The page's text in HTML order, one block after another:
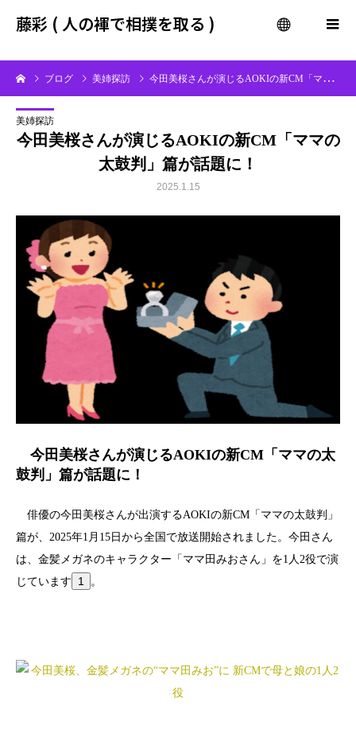
藤彩 ( 人の褌で相撲を取る )
menu
ブログ 美姉探訪 今田美桜さんが演じるAOKIの新CM「ママの太鼓判」篇が話題に！
美姉探訪
今田美桜さんが演じるAOKIの新CM「ママの
太鼓判」篇が話題に！
2025.1.15
今田美桜さんが演じるAOKIの新CM「ママの太
鼓判」篇が話題に！
俳優の今田美桜さんが出演するAOKIの新CM「ママの太鼓判」
篇が、2025年1月15日から全国で放送開始されました。今田さん
は、金髪メガネのキャラクター「ママ田みおさん」を1人2役で演
じています
1 。